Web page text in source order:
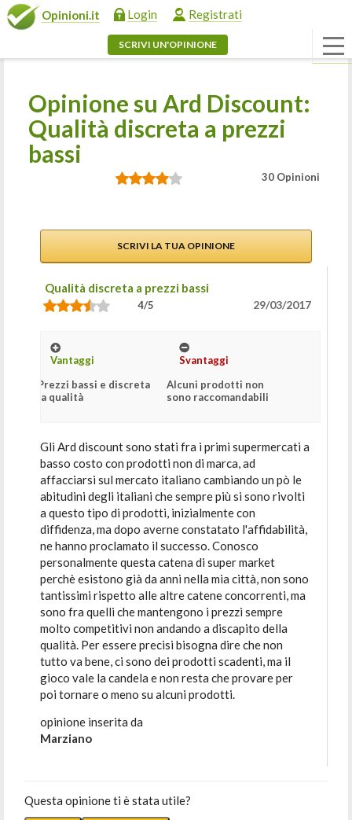
Opinioni.it Login Registrati
SCRIVI UN'OPINIONE
Opinione su Ard Discount:
Qualità discreta a prezzi
bassi
30 Opinioni
SCRIVI LA TUA OPINIONE
Qualità discreta a prezzi bassi
4/5 29/03/2017
Vantaggi
Prezzi bassi e discreta
la qualità
Svantaggi
Alcuni prodotti non
sono raccomandabili
Gli Ard discount sono stati fra i primi supermercati a
basso costo con prodotti non di marca, ad
affacciarsi sul mercato italiano cambiando un pò le
abitudini degli italiani che sempre più si sono rivolti
a questo tipo di prodotti, inizialmente con
diffidenza, ma dopo averne constatato l'affidabilità,
ne hanno proclamato il successo. Conosco
personalmente questa catena di super market
perchè esistono già da anni nella mia città, non sono
tantissimi rispetto alle altre catene concorrenti, ma
sono fra quelli che mantengono i prezzi sempre
molto competitivi non andando a discapito della
qualità. Per essere precisi bisogna dire che non
tutto va bene, ci sono dei prodotti scadenti, ma il
gioco vale la candela e non resta che provare per
poi tornare o meno su alcuni prodotti.
opinione inserita da
Marziano
Questa opinione ti è stata utile?